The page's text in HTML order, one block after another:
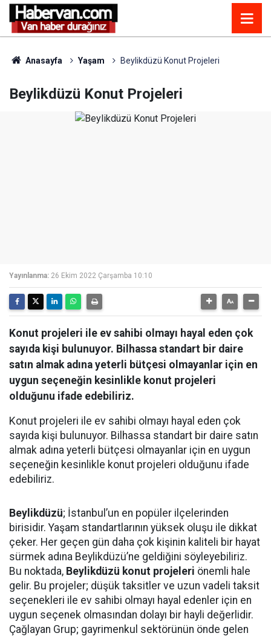
Anasayfa Yaşam Beylikdüzü Konut Projeleri
Beylikdüzü Konut Projeleri
Yayınlanma: 26 Ekim 2022 Çarşamba 10:10
Konut projeleri ile ev sahibi olmayı hayal eden çok
sayıda kişi bulunuyor. Bilhassa standart bir daire
satın almak adına yeterli bütçesi olmayanlar için en
uygun seçeneğin kesinlikle konut projeleri
olduğunu ifade edebiliriz.
Konut projeleri ile ev sahibi olmayı hayal eden çok
sayıda kişi bulunuyor. Bilhassa standart bir daire satın
almak adına yeterli bütçesi olmayanlar için en uygun
seçeneğin kesinlikle konut projeleri olduğunu ifade
edebiliriz.
Beylikdüzü; İstanbul’un en popüler ilçelerinden
birisidir. Yaşam standartlarının yüksek oluşu ile dikkat
çeker. Her geçen gün daha çok kişinin kaliteli bir hayat
sürmek adına Beylikdüzü’ne geldiğini söyleyebiliriz.
Bu noktada, Beylikdüzü konut projeleri önemli hale
gelir. Bu projeler; düşük taksitler ve uzun vadeli taksit
seçenekleri ile ev sahibi olmayı hayal edenler için en
uygun seçenek olmasından dolayı bir hayli değerlidir.
Çağlayan Grup; gayrimenkul sektörünün önde gelen